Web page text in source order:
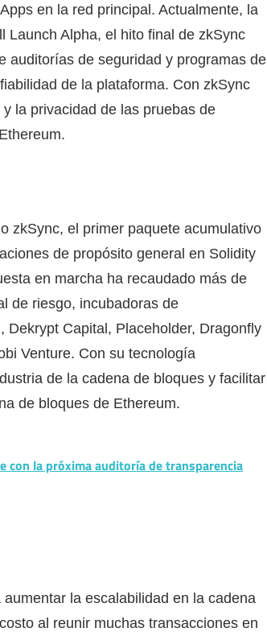
en la red principal. Actualmente, la
Launch Alpha, el hito final de zkSync
auditorías de seguridad y programas de
de la plataforma. Con zkSync
la privacidad de las pruebas de
zkSync, el primer paquete acumulativo
de propósito general en Solidity
en marcha ha recaudado más de
de riesgo, incubadoras de
Capital, Placeholder, Dragonfly
Venture. Con su tecnología
de la cadena de bloques y facilitar
de bloques de Ethereum.
con la próxima auditoría de transparencia
la escalabilidad en la cadena
al reunir muchas transacciones en